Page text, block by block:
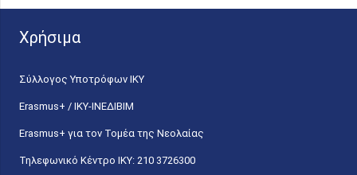
Χρήσιμα
Σύλλογος Υποτρόφων ΙΚΥ
Erasmus+ / ΙΚΥ-ΙΝΕΔΙΒΙΜ
Erasmus+ για τον Τομέα της Νεολαίας
Τηλεφωνικό Κέντρο IKY: 210 3726300